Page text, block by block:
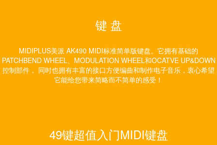
键 盘
MIDIPLUS美派 AK490 MIDI标准简单版键盘。它拥有基础的
PATCHBEND WHEEL、MODULATION WHEEL和OCATVE UP&DOWN
控制部件， 同时也拥有丰富的接口方便编曲和制作电子音乐，衷心希望
它能给您带来简略而不简单的感受！
49键超值入门MIDI键盘